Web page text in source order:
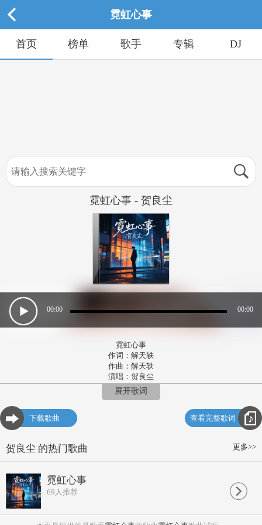
霓虹心事
首页 榜单 歌手 专辑 DJ
霓虹心事 - 贺良尘
00:00 00:00
霓虹心事
作词：解天轶
作曲：解天轶
演唱：贺良尘
出品公司：轶天娱乐
地铁口的风 吹乱我头发
手机屏幕亮着 却没消息发
我的心事 该向谁说
展开歌词
下载歌曲 查看完整歌词
更多>>
贺良尘 的热门歌曲
霓虹心事
69 人推荐